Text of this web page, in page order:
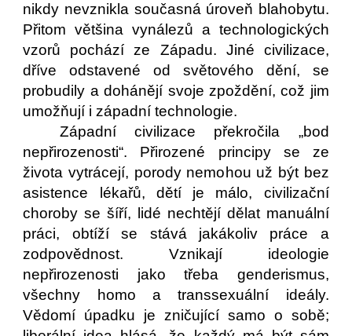
nikdy nevznikla současná úroveň blahobytu.
Přitom většina vynálezů a technologických
vzorů pochází ze Západu. Jiné civilizace,
dříve odstavené od světového dění, se
probudily a dohánějí svoje zpoždění, což jim
umožňují i západní technologie.
Západní civilizace překročila „bod
nepřirozenosti“. Přirozené principy se ze
života vytrácejí, porody nemohou už být bez
asistence lékařů, dětí je málo, civilizační
choroby se šíří, lidé nechtějí dělat manuální
práci, obtíží se stává jakákoliv práce a
zodpovědnost. Vznikají ideologie
nepřirozenosti jako třeba genderismus,
všechny homo a transsexuální ideály.
Vědomí úpadku je zničující samo o sobě;